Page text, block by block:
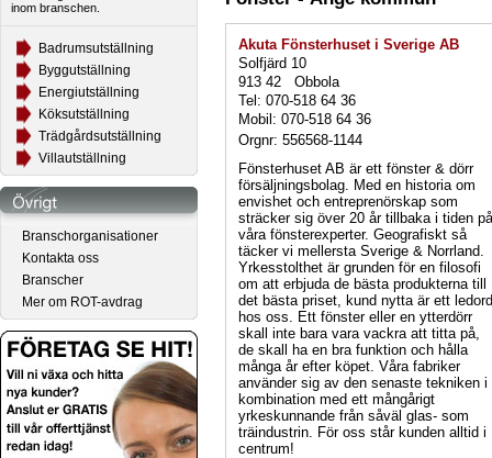
inom branschen.
Badrumsutställning
Byggutställning
Energiutställning
Köksutställning
Trädgårdsutställning
Villautställning
Branschorganisationer
Kontakta oss
Branscher
Mer om ROT-avdrag
Akuta Fönsterhuset i Sverige AB
Solfjärd 10
913 42 Obbola
Tel: 070-518 64 36
Mobil: 070-518 64 36
Orgnr: 556568-1144
Fönsterhuset AB är ett fönster & dörr
försäljningsbolag. Med en historia om
envishet och entreprenörskap som
sträcker sig över 20 år tillbaka i tiden på
våra fönsterexperter. Geografiskt så
täcker vi mellersta Sverige & Norrland.
Yrkesstolthet är grunden för en filosofi
om att erbjuda de bästa produkterna till
det bästa priset, kund nytta är ett ledord
hos oss. Ett fönster eller en ytterdörr
skall inte bara vara vackra att titta på,
de skall ha en bra funktion och hålla
många år efter köpet. Våra fabriker
använder sig av den senaste tekniken i
kombination med ett mångårigt
yrkeskunnande från såväl glas- som
träindustrin. För oss står kunden alltid i
centrum!